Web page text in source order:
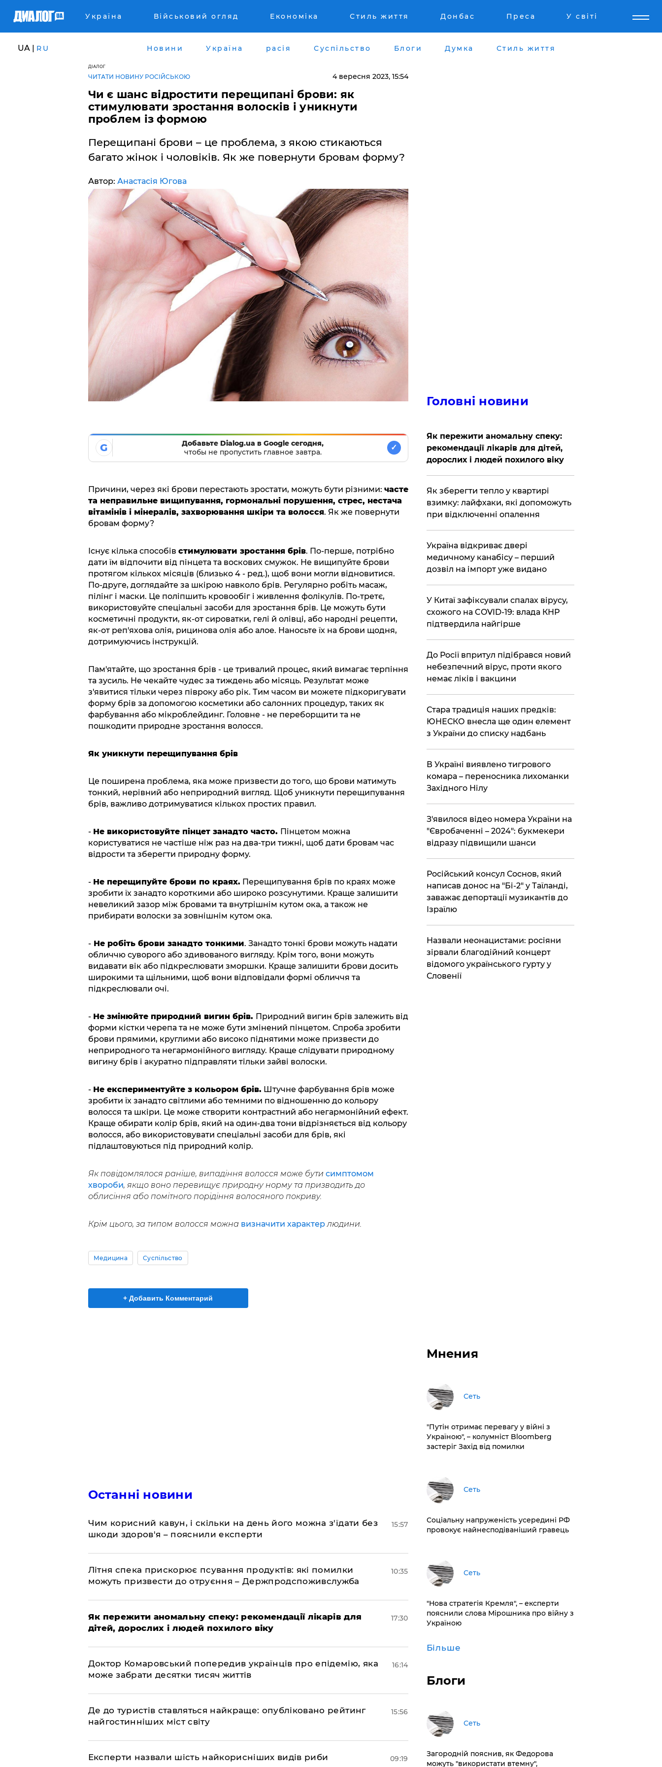
Україна Військовий огляд Економіка Стиль життя Донбас Преса У світі
UA | RU Новини Україна расія Суспільство Блоги Думка Стиль життя
ДІАЛОГ
ЧИТАТИ НОВИНУ РОСІЙСЬКОЮ 4 вересня 2023, 15:54
Чи є шанс відростити перещипані брови: як
стимулювати зростання волосків і уникнути
проблем із формою
Перещипані брови – це проблема, з якою стикаються
багато жінок і чоловіків. Як же повернути бровам форму?
Автор: Анастасія Югова
G
Добавьте Dialog.ua в Google сегодня,
чтобы не пропустить главное завтра.
✓
Причини, через які брови перестають зростати, можуть бути різними: часте
та неправильне вищипування, гормональні порушення, стрес, нестача
вітамінів і мінералів, захворювання шкіри та волосся. Як же повернути
бровам форму?
Існує кілька способів стимулювати зростання брів. По-перше, потрібно
дати їм відпочити від пінцета та воскових смужок. Не вищипуйте брови
протягом кількох місяців (близько 4 - ред.), щоб вони могли відновитися.
По-друге, доглядайте за шкірою навколо брів. Регулярно робіть масаж,
пілінг і маски. Це поліпшить кровообіг і живлення фолікулів. По-третє,
використовуйте спеціальні засоби для зростання брів. Це можуть бути
косметичні продукти, як-от сироватки, гелі й олівці, або народні рецепти,
як-от реп'яхова олія, рицинова олія або алое. Наносьте їх на брови щодня,
дотримуючись інструкцій.
Пам'ятайте, що зростання брів - це тривалий процес, який вимагає терпіння
та зусиль. Не чекайте чудес за тиждень або місяць. Результат може
з'явитися тільки через півроку або рік. Тим часом ви можете підкоригувати
форму брів за допомогою косметики або салонних процедур, таких як
фарбування або мікроблейдинг. Головне - не переборщити та не
пошкодити природне зростання волосся.
Як уникнути перещипування брів
Це поширена проблема, яка може призвести до того, що брови матимуть
тонкий, нерівний або неприродний вигляд. Щоб уникнути перещипування
брів, важливо дотримуватися кількох простих правил.
- Не використовуйте пінцет занадто часто. Пінцетом можна
користуватися не частіше ніж раз на два-три тижні, щоб дати бровам час
відрости та зберегти природну форму.
- Не перещипуйте брови по краях. Перещипування брів по краях може
зробити їх занадто короткими або широко розсунутими. Краще залишити
невеликий зазор між бровами та внутрішнім кутом ока, а також не
прибирати волоски за зовнішнім кутом ока.
-Не робіть брови занадто тонкими. Занадто тонкі брови можуть надати
обличчю суворого або здивованого вигляду. Крім того, вони можуть
видавати вік або підкреслювати зморшки. Краще залишити брови досить
широкими та щільними, щоб вони відповідали формі обличчя та
підкреслювали очі.
- Не змінюйте природний вигин брів. Природний вигин брів залежить від
форми кістки черепа та не може бути змінений пінцетом. Спроба зробити
брови прямими, круглими або високо піднятими може призвести до
неприродного та негармонійного вигляду. Краще слідувати природному
вигину брів і акуратно підправляти тільки зайві волоски.
- Не експериментуйте з кольором брів. Штучне фарбування брів може
зробити їх занадто світлими або темними по відношенню до кольору
волосся та шкіри. Це може створити контрастний або негармонійний ефект.
Краще обирати колір брів, який на один-два тони відрізняється від кольору
волосся, або використовувати спеціальні засоби для брів, які
підлаштовуються під природний колір.
Як повідомлялося раніше, випадіння волосся може бути симптомом
хвороби, якщо воно перевищує природну норму та призводить до
облисіння або помітного порідіння волосяного покриву.
Крім цього, за типом волосся можна визначити характерлюдини.
Медицина Суспільство
+ Добавить Комментарий
Останні новини
Чим корисний кавун, і скільки на день його можна з'їдати без
шкоди здоров'я – пояснили експерти
15:57
Літня спека прискорює псування продуктів: які помилки
можуть призвести до отруєння – Держпродспоживслужба
10:35
Як пережити аномальну спеку: рекомендації лікарів для
дітей, дорослих і людей похилого віку
17:30
Доктор Комаровський попередив українців про епідемію, яка
може забрати десятки тисяч життів
16:14
Де до туристів ставляться найкраще: опубліковано рейтинг
найгостинніших міст світу
15:56
Експерти назвали шість найкорисніших видів риби 09:19
Головні новини
Як пережити аномальну спеку:
рекомендації лікарів для дітей,
дорослих і людей похилого віку
Як зберегти тепло у квартирі
взимку: лайфхаки, які допоможуть
при відключенні опалення
Україна відкриває двері
медичному канабісу – перший
дозвіл на імпорт уже видано
У Китаї зафіксували спалах вірусу,
схожого на COVID-19: влада КНР
підтвердила найгірше
До Росії впритул підібрався новий
небезпечний вірус, проти якого
немає ліків і вакцини
Стара традиція наших предків:
ЮНЕСКО внесла ще один елемент
з України до списку надбань
В Україні виявлено тигрового
комара – переносника лихоманки
Західного Нілу
З'явилося відео номера України на
"Євробаченні – 2024": букмекери
відразу підвищили шанси
Російський консул Соснов, який
написав донос на "Бі-2" у Таїланді,
заважає депортації музикантів до
Ізраїлю
Назвали неонацистами: росіяни
зірвали благодійний концерт
відомого українського гурту у
Словенії
Мнения
Сеть
"Путін отримає перевагу у війні з
Україною", – колумніст Bloomberg
застеріг Захід від помилки
Сеть
Соціальну напруженість усередині РФ
провокує найнесподіваніший гравець
Сеть
"Нова стратегія Кремля", – експерти
пояснили слова Мірошника про війну з
Україною
Більше
Блоги
Сеть
Загородній пояснив, як Федорова
можуть "використати втемну",